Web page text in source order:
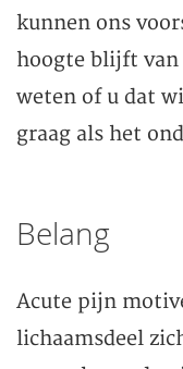
kunnen ons
hoogte blijft van
weten of u dat
graag als het
Belang
Acute pijn
lichaamsdeel